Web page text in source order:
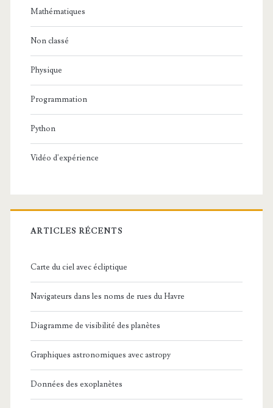
Mathématiques
Non classé
Physique
Programmation
Python
Vidéo d'expérience
ARTICLES RÉCENTS
Carte du ciel avec écliptique
Navigateurs dans les noms de rues du Havre
Diagramme de visibilité des planètes
Graphiques astronomiques avec astropy
Données des exoplanètes